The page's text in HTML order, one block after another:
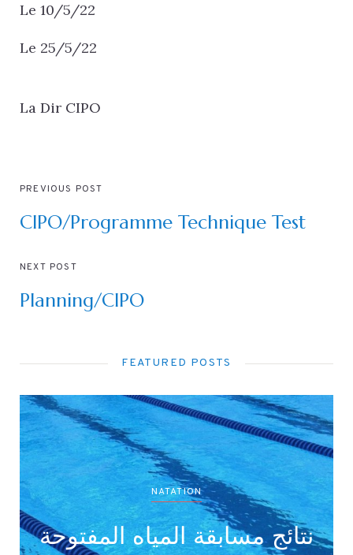
Le 10/5/22
Le 25/5/22
La Dir CIPO
PREVIOUS POST
CIPO/Programme Technique Test
NEXT POST
Planning/CIPO
FEATURED POSTS
NATATION
نتائج مسابقة المياه